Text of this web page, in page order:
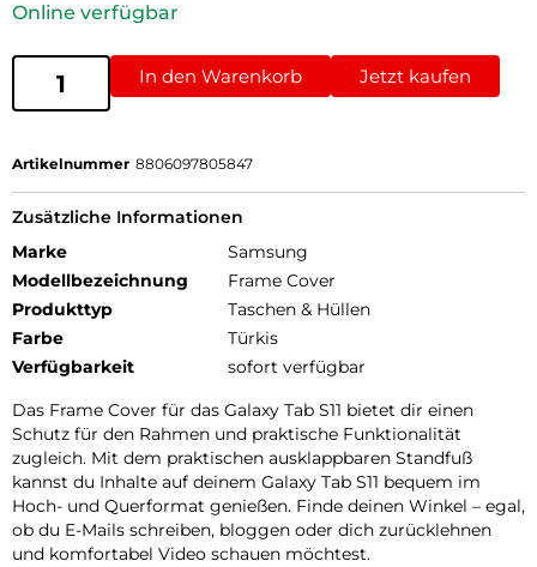
Online verfügbar
In den Warenkorb Jetzt kaufen
Artikelnummer 8806097805847
Zusätzliche Informationen
Marke
Samsung
Modellbezeichnung
Frame Cover
Produkttyp
Taschen & Hüllen
Farbe
Türkis
Verfügbarkeit
sofort verfügbar
Das Frame Cover für das Galaxy Tab S11 bietet dir einen
Schutz für den Rahmen und praktische Funktionalität
zugleich. Mit dem praktischen ausklappbaren Standfuß
kannst du Inhalte auf deinem Galaxy Tab S11 bequem im
Hoch- und Querformat genießen. Finde deinen Winkel – egal,
ob du E-Mails schreiben, bloggen oder dich zurücklehnen
und komfortabel Video schauen möchtest.